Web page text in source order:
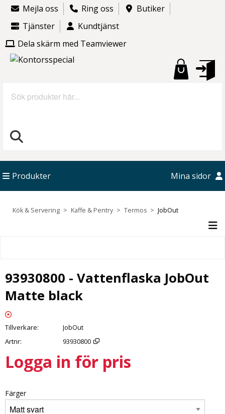
Mejla oss Ring oss
Butiker
Tjänster
Kundtjänst
Dela skärm med Teamviewer
Sök
Produkter Mina sidor
Kök & Servering Kaffe & Pentry Termos JobOut
93930800 - Vattenflaska JobOut
Matte black
Tillverkare
JobOut
Artnr
93930800
Logga in för pris
Färger